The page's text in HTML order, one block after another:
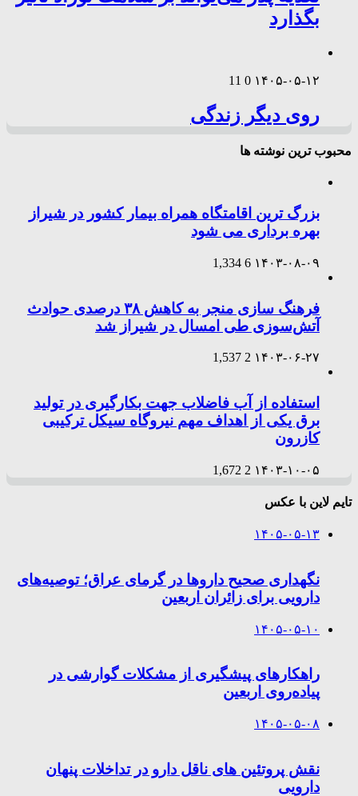
بگذارد
۱۴۰۵-۰۵-۱۲ 0
11
روی دیگر زندگی
محبوب ترین نوشته ها
بزرگ ترین اقامتگاه همراه بیمار کشور در شیراز
بهره برداری می شود
۱۴۰۳-۰۸-۰۹ 6
1,334
فرهنگ سازی منجر به کاهش ۳۸ درصدی حوادث
آتش‌سوزی طی امسال در شیراز شد
۱۴۰۳-۰۶-۲۷ 2
1,537
استفاده از آب فاضلاب جهت بکارگیری در تولید
برق یکی از اهداف مهم نیروگاه سیکل ترکیبی
کازرون
۱۴۰۳-۱۰-۰۵ 2
1,672
تایم لاین با عکس
۱۴۰۵-۰۵-۱۳
نگهداری صحیح داروها در گرمای عراق؛ توصیه‌های
دارویی برای زائران اربعین
۱۴۰۵-۰۵-۱۰
راهکارهای پیشگیری از مشکلات گوارشی در
پیاده‌روی اربعین
۱۴۰۵-۰۵-۰۸
نقش پروتئین های ناقل دارو در تداخلات پنهان
دارویی